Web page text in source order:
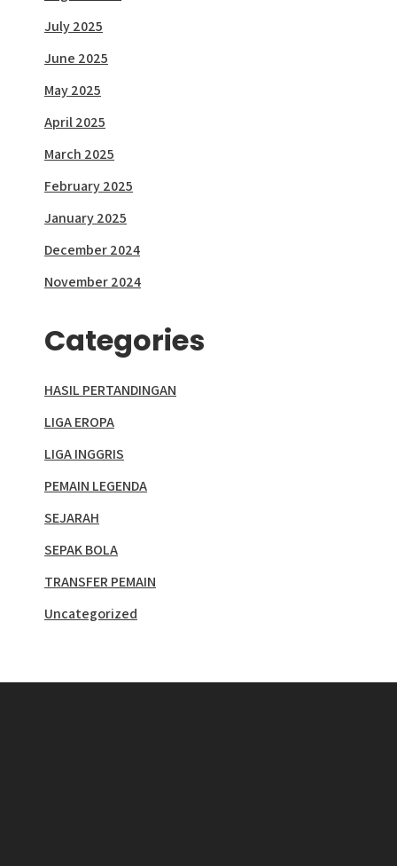
July 2025
June 2025
May 2025
April 2025
March 2025
February 2025
January 2025
December 2024
November 2024
Categories
HASIL PERTANDINGAN
LIGA EROPA
LIGA INGGRIS
PEMAIN LEGENDA
SEJARAH
SEPAK BOLA
TRANSFER PEMAIN
Uncategorized